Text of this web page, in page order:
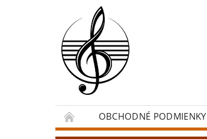
OBCHODNÉ PODMIENKY